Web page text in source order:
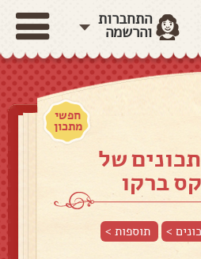
התחברות
והרשמה
חפשי
מתכון
של
ברקו
> תוספות>